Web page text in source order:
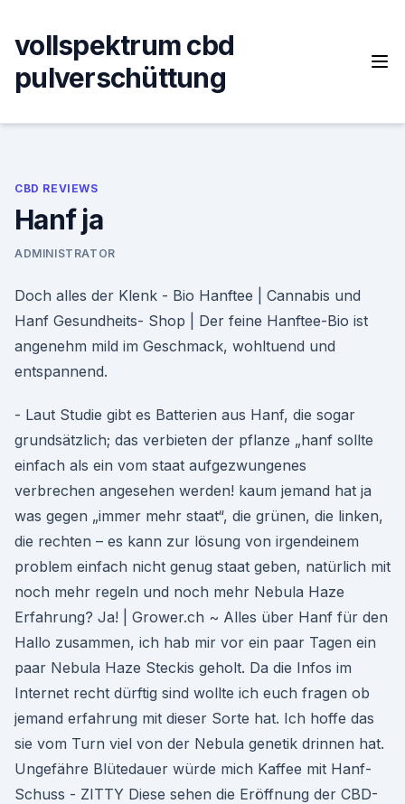
content
vollspektrum cbd
pulverschüttung
CBD REVIEWS
Hanf ja
ADMINISTRATOR
Doch alles der Klenk - Bio Hanftee | Cannabis und
Hanf Gesundheits- Shop | Der feine Hanftee-Bio ist
angenehm mild im Geschmack, wohltuend und
entspannend.
- Laut Studie gibt es Batterien aus Hanf, die sogar
grundsätzlich; das verbieten der pflanze „hanf sollte
einfach als ein vom staat aufgezwungenes
verbrechen angesehen werden! kaum jemand hat ja
was gegen „immer mehr staat“, die grünen, die linken,
die rechten – es kann zur lösung von irgendeinem
problem einfach nicht genug staat geben, natürlich mit
noch mehr regeln und noch mehr Nebula Haze
Erfahrung? Ja! | Grower.ch ~ Alles über Hanf für den
Hallo zusammen, ich hab mir vor ein paar Tagen ein
paar Nebula Haze Steckis geholt. Da die Infos im
Internet recht dürftig sind wollte ich euch fragen ob
jemand erfahrung mit dieser Sorte hat. Ich hoffe das
sie vom Turn viel von der Nebula genetik drinnen hat.
Ungefähre Blütedauer würde mich Kaffee mit Hanf-
Schuss - ZITTY Diese sehen die Eröffnung der CBD-